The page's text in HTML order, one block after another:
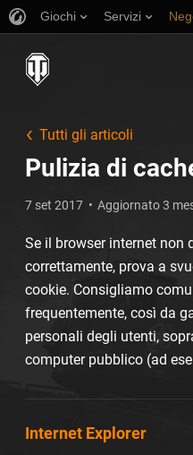
Giochi Servizi
Tutti gli articoli
Pulizia di
7 set 2017 Aggiornato 3
Se il browser internet non
correttamente, prova a
cookie. Consigliamo
frequentemente, così da
personali degli utenti,
computer pubblico (ad
Internet Explorer